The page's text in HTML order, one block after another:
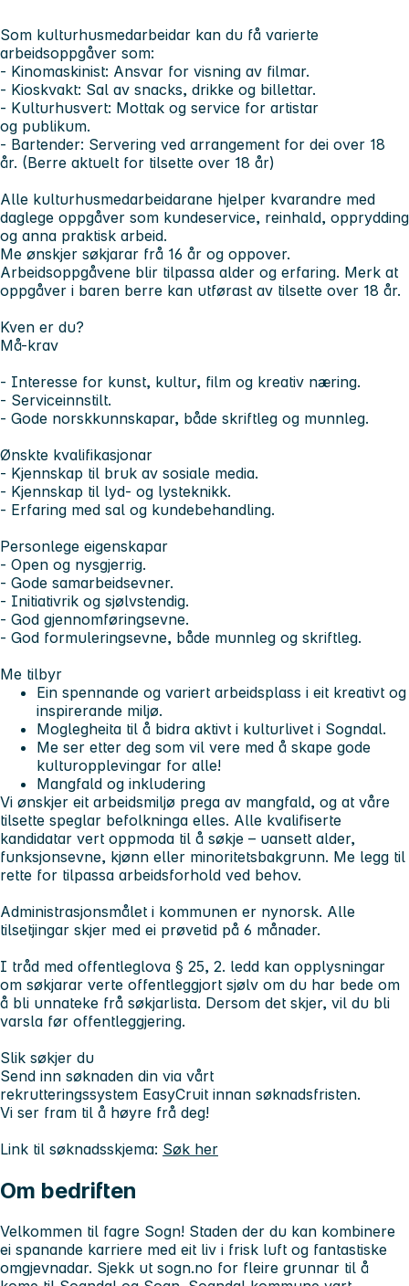
Som kulturhusmedarbeidar kan du få varierte
arbeidsoppgåver som:
- Kinomaskinist: Ansvar for visning av filmar.
- Kioskvakt: Sal av snacks, drikke og billettar.
- Kulturhusvert: Mottak og service for artistar
og publikum.
- Bartender: Servering ved arrangement for dei over 18
år. (Berre aktuelt for tilsette over 18 år)
Alle kulturhusmedarbeidarane hjelper kvarandre med
daglege oppgåver som kundeservice, reinhald, opprydding
og anna praktisk arbeid.
Me ønskjer søkjarar frå 16 år og oppover.
Arbeidsoppgåvene blir tilpassa alder og erfaring. Merk at
oppgåver i baren berre kan utførast av tilsette over 18 år.
Kven er du?
Må-krav
- Interesse for kunst, kultur, film og kreativ næring.
- Serviceinnstilt.
- Gode norskkunnskapar, både skriftleg og munnleg.
Ønskte kvalifikasjonar
- Kjennskap til bruk av sosiale media.
- Kjennskap til lyd- og lysteknikk.
- Erfaring med sal og kundebehandling.
Personlege eigenskapar
- Open og nysgjerrig.
- Gode samarbeidsevner.
- Initiativrik og sjølvstendig.
- God gjennomføringsevne.
- God formuleringsevne, både munnleg og skriftleg.
Me tilbyr
Ein spennande og variert arbeidsplass i eit kreativt og
inspirerande miljø.
Moglegheita til å bidra aktivt i kulturlivet i Sogndal.
Me ser etter deg som vil vere med å skape gode
kulturopplevingar for alle!
Mangfald og inkludering
Vi ønskjer eit arbeidsmiljø prega av mangfald, og at våre
tilsette speglar befolkninga elles. Alle kvalifiserte
kandidatar vert oppmoda til å søkje – uansett alder,
funksjonsevne, kjønn eller minoritetsbakgrunn. Me legg til
rette for tilpassa arbeidsforhold ved behov.
Administrasjonsmålet i kommunen er nynorsk. Alle
tilsetjingar skjer med ei prøvetid på 6 månader.
I tråd med offentleglova § 25, 2. ledd kan opplysningar
om søkjarar verte offentleggjort sjølv om du har bede om
å bli unnateke frå søkjarlista. Dersom det skjer, vil du bli
varsla før offentleggjering.
Slik søkjer du
Send inn søknaden din via vårt
rekrutteringssystem EasyCruit innan søknadsfristen.
Vi ser fram til å høyre frå deg!
Link til søknadsskjema: Søk her
Om bedriften
Velkommen til fagre Sogn! Staden der du kan kombinere
ei spanande karriere med eit liv i frisk luft og fantastiske
omgjevnadar. Sjekk ut sogn.no for fleire grunnar til å